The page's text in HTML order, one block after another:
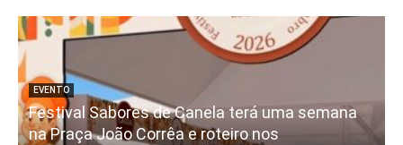
EVENTO
Festival Sabores de Canela terá uma semana
na Praça João Corrêa e roteiro nos